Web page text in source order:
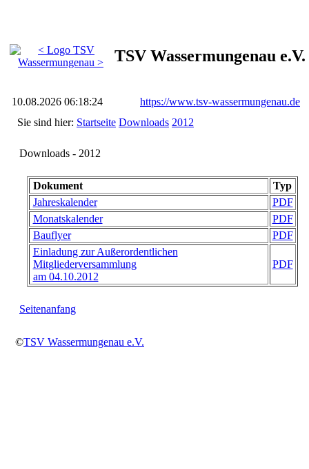
TSV Wassermungenau e.V.
10.08.2026 06:18:24
https://www.tsv-wassermungenau.de
Sie sind hier: Startseite Downloads 2012
Downloads - 2012
Dokument
Typ
Jahreskalender
PDF
Monatskalender
PDF
Bauflyer
PDF
Einladung zur Außerordentlichen
Mitgliederversammlung
am 04.10.2012
PDF
Seitenanfang
©TSV Wassermungenau e.V.